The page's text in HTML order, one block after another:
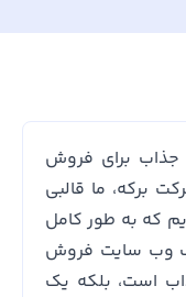
برای فروش
برکه، ما قالبی
که به طور کامل
وب سایت فروش
است، بلکه یک